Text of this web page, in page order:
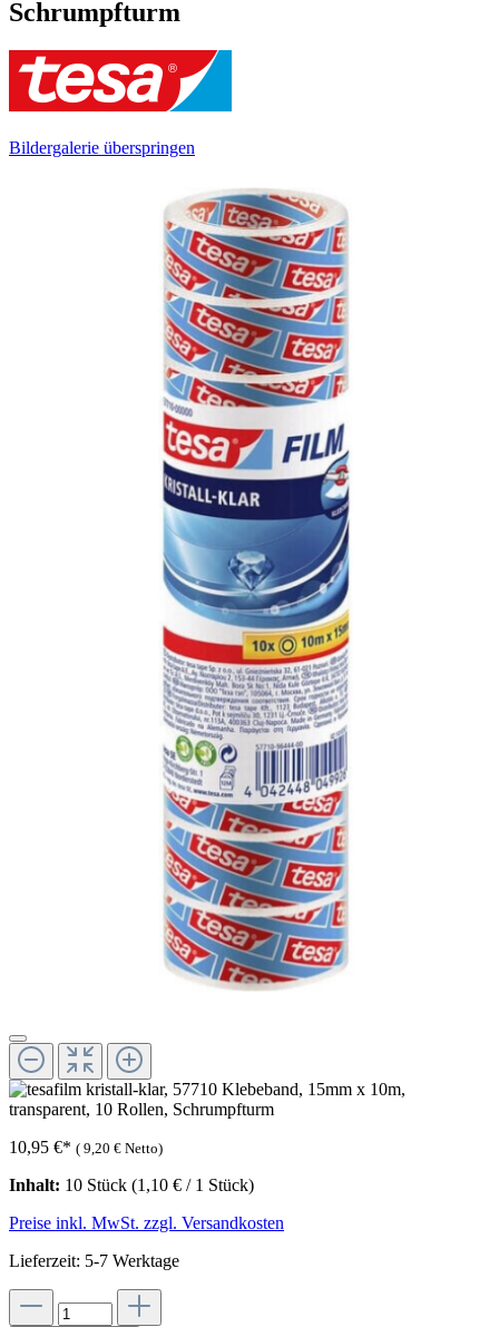
Schrumpfturm
Bildergalerie überspringen
10,95 €* ( 9,20 € Netto)
Inhalt: 10 Stück (1,10 € / 1 Stück)
Preise inkl. MwSt. zzgl. Versandkosten
Lieferzeit: 5-7 Werktage